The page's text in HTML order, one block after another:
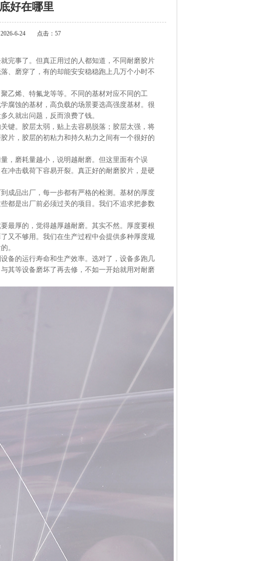
好在哪里
6-24 点击：57
完事了。但真正用过的人都知道，不同耐磨胶片
、磨穿了，有的却能安安稳稳跑上几万个小时不
乙烯、特氟龙等等。不同的基材对应不同的工
腐蚀的基材，高负载的场景要选高强度基材。很
久就出问题，反而浪费了钱。
键。胶层太弱，贴上去容易脱落；胶层太强，将
片，胶层的初粘力和持久粘力之间有一个很好的
，磨耗量越小，说明越耐磨。但这里面有个误
冲击载荷下容易开裂。真正好的耐磨胶片，是硬
成品出厂，每一步都有严格的检测。基材的厚度
都是出厂前必须过关的项目。我们不追求把参数
最厚的，觉得越厚越耐磨。其实不然。厚度要根
又不够用。我们在生产过程中会提供多种厚度规
。
备的运行寿命和生产效率。选对了，设备多跑几
其等设备磨坏了再去修，不如一开始就用对耐磨